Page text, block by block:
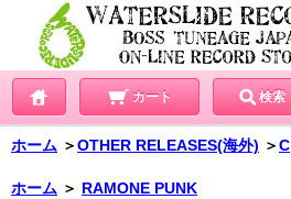
カート 検索
ホーム ＞OTHER RELEASES(海外) ＞C
ホーム ＞ RAMONE PUNK